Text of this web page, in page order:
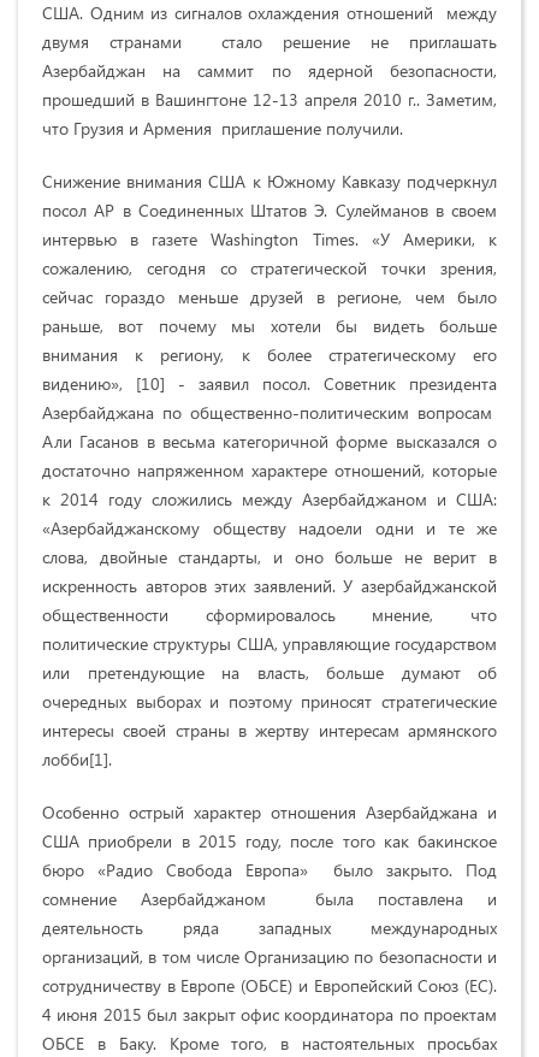
США. Одним из сигналов охлаждения отношений между
двумя странами стало решение не приглашать
Азербайджан на саммит по ядерной безопасности,
прошедший в Вашингтоне 12-13 апреля 2010 г.. Заметим,
что Грузия и Армения приглашение получили.
Снижение внимания США к Южному Кавказу подчеркнул
посол АР в Соединенных Штатов Э. Сулейманов в своем
интервью в газете Washington Times. «У Америки, к
сожалению, сегодня со стратегической точки зрения,
сейчас гораздо меньше друзей в регионе, чем было
раньше, вот почему мы хотели бы видеть больше
внимания к региону, к более стратегическому его
видению», [10] - заявил посол. Советник президента
Азербайджана по общественно-политическим вопросам
Али Гасанов в весьма категоричной форме высказался о
достаточно напряженном характере отношений, которые
к 2014 году сложились между Азербайджаном и США:
«Азербайджанскому обществу надоели одни и те же
слова, двойные стандарты, и оно больше не верит в
искренность авторов этих заявлений. У азербайджанской
общественности сформировалось мнение, что
политические структуры США, управляющие государством
или претендующие на власть, больше думают об
очередных выборах и поэтому приносят стратегические
интересы своей страны в жертву интересам армянского
лобби[1].
Особенно острый характер отношения Азербайджана и
США приобрели в 2015 году, после того как бакинское
бюро «Радио Свобода Европа» было закрыто. Под
сомнение Азербайджаном была поставлена и
деятельность ряда западных международных
организаций, в том числе Организацию по безопасности и
сотрудничеству в Европе (ОБСЕ) и Европейский Союз (ЕС).
4 июня 2015 был закрыт офис координатора по проектам
ОБСЕ в Баку. Кроме того, в настоятельных просьбах